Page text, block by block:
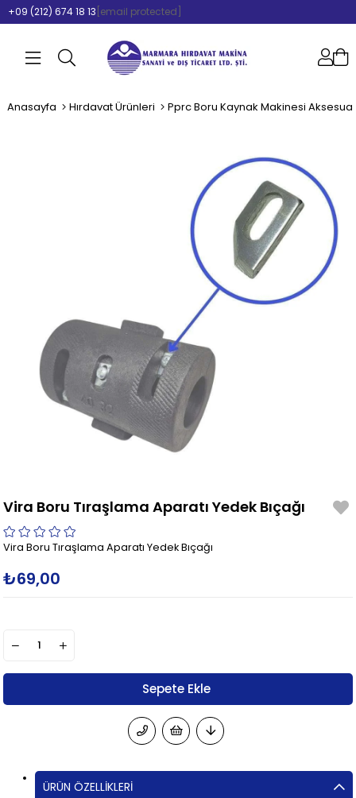
+09 (212) 674 18 13 [email protected]
Anasayfa Hırdavat Ürünleri Pprc Boru Kaynak Makinesi
Vira Boru Tıraşlama Aparatı Yedek Bıçağı
Vira Boru Tıraşlama Aparatı Yedek Bıçağı
₺69,00
ÜRÜN ÖZELLIKLERI